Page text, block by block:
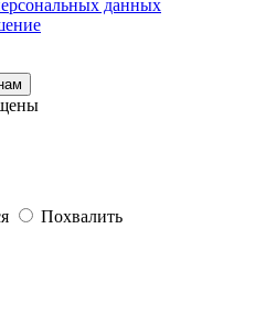
данных
Похвалить